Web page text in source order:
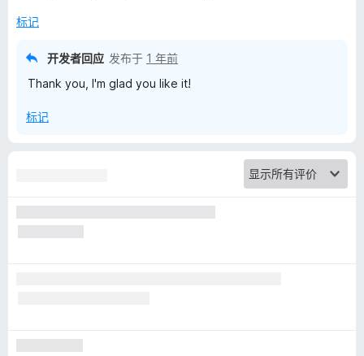
g
e
评
5
标记
开发者回应 发布于 1 年前
Thank you, I'm glad you like it!
标记